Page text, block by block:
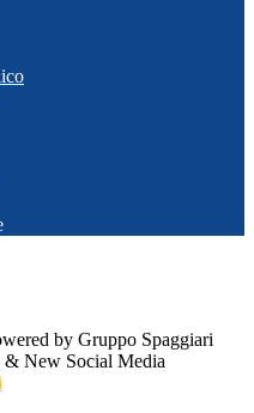
by Gruppo Spaggiari
& New Social Media